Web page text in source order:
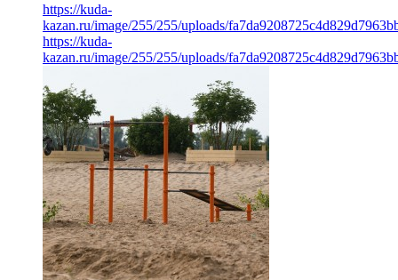
https://kuda-
kazan.ru/image/255/255/uploads/
https://kuda-
kazan.ru/image/255/255/uploads/